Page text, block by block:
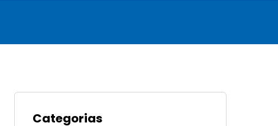
Categorias